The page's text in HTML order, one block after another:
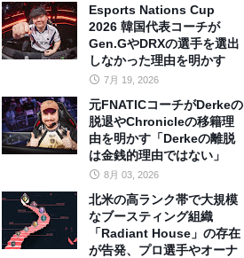
Esports Nations Cup
2026 韓国代表コーチが
Gen.GやDRXの選手を選出
しなかった理由を明かす
7月 19, 2026
元FNATICコーチがDerkeの
脱退やChronicleの移籍理
由を明かす「Derkeの離脱
は金銭的理由ではない」
8月 03, 2026
北米の高ランク帯で大規模
なブースティング組織
「Radiant House」の存在
が告発、プロ選手やオーナ